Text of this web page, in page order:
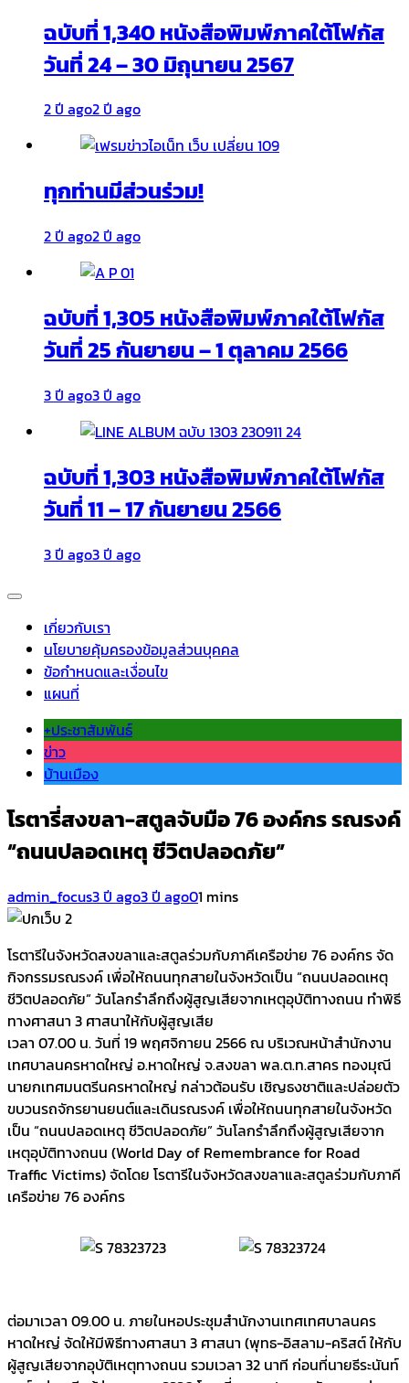
ฉบับที่ 1,340 หนังสือพิมพ์ภาคใต้โฟกัส
วันที่ 24 – 30 มิถุนายน 2567
2 ปี ago2 ปี ago
ทุกท่านมีส่วนร่วม!
2 ปี ago2 ปี ago
ฉบับที่ 1,305 หนังสือพิมพ์ภาคใต้โฟกัส
วันที่ 25 กันยายน – 1 ตุลาคม 2566
3 ปี ago3 ปี ago
ฉบับที่ 1,303 หนังสือพิมพ์ภาคใต้โฟกัส
วันที่ 11 – 17 กันยายน 2566
3 ปี ago3 ปี ago
เกี่ยวกับเรา
นโยบายคุ้มครองข้อมูลส่วนบุคคล
ข้อกำหนดและเงื่อนไข
แผนที่
+ประชาสัมพันธ์
ข่าว
บ้านเมือง
โรตารี่สงขลา-สตูลจับมือ 76 องค์กร รณรงค์
“ถนนปลอดเหตุ ชีวิตปลอดภัย”
admin_focus3 ปี ago3 ปี ago01 mins
โรตารีในจังหวัดสงขลาและสตูลร่วมกับภาคีเครือข่าย 76 องค์กร จัด
กิจกรรมรณรงค์ เพื่อให้ถนนทุกสายในจังหวัดเป็น “ถนนปลอดเหตุ
ชีวิตปลอดภัย” วันโลกรำลึกถึงผู้สูญเสียจากเหตุอุบัติทางถนน ทำพิธี
ทางศาสนา 3 ศาสนาให้กับผู้สูญเสีย
เวลา 07.00 น. วันที่ 19 พฤศจิกายน 2566 ณ บริเวณหน้าสำนักงาน
เทศบาลนครหาดใหญ่ อ.หาดใหญ่ จ.สงขลา พล.ต.ท.สาคร ทองมุณี
นายกเทศมนตรีนครหาดใหญ่ กล่าวต้อนรับ เชิญธงชาติและปล่อยตัว
ขบวนรถจักรยานยนต์และเดินรณรงค์ เพื่อให้ถนนทุกสายในจังหวัด
เป็น “ถนนปลอดเหตุ ชีวิตปลอดภัย” วันโลกรำลึกถึงผู้สูญเสียจาก
เหตุอุบัติทางถนน (World Day of Remembrance for Road
Traffic Victims) จัดโดย โรตารีในจังหวัดสงขลาและสตูลร่วมกับภาคี
เครือข่าย 76 องค์กร
ต่อมาเวลา 09.00 น. ภายในหอประชุมสำนักงานเทศเทศบาลนคร
หาดใหญ่ จัดให้มีพิธีทางศาสนา 3 ศาสนา (พุทธ-อิสลาม-คริสต์ ให้กับ
ผู้สูญเสียจากอุบัติเหตุทางถนน รวมเวลา 32 นาที ก่อนที่นายธีระนันท์